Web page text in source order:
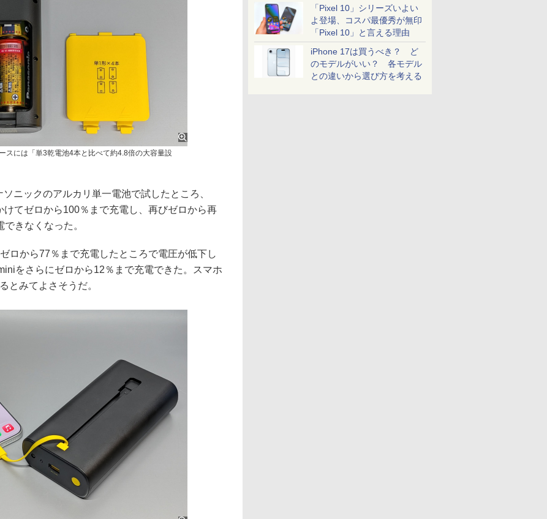
「Pixel 10」シリーズいよい
よ登場、コスパ最優秀が無印
「Pixel 10」と言える理由
iPhone 17は買うべき？ ど
のモデルがいい？ 各モデル
との違いから選び方を考える
スには「単3乾電池4本と比べて約4.8倍の大容量設
ニックのアルカリ単一電池で試したところ、
てゼロから100％まで充電し、再びゼロから再
きなくなった。
ロから77％まで充電したところで電圧が低下し
をさらにゼロから12％まで充電できた。スマホ
とみてよさそうだ。